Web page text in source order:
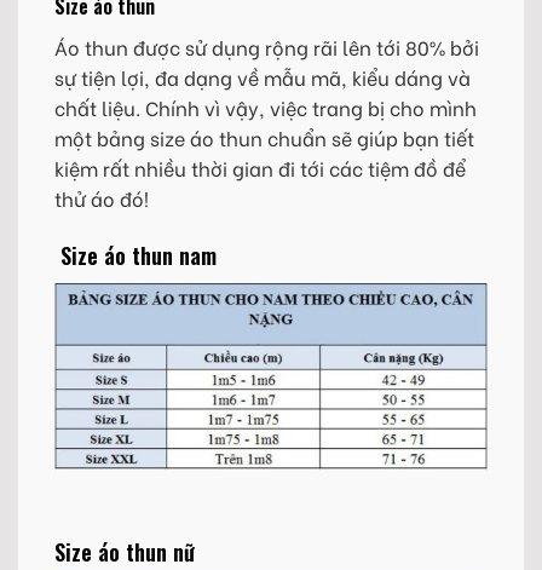
Size áo thun
Áo thun được sử dụng rộng rãi lên tới 80% bởi
sự tiện lợi, đa dạng về mẫu mã, kiểu dáng và
chất liệu. Chính vì vậy, việc trang bị cho mình
một bảng size áo thun chuẩn sẽ giúp bạn tiết
kiệm rất nhiều thời gian đi tới các tiệm đồ để
thử áo đó!
Size áo thun nam
Size áo thun nữ